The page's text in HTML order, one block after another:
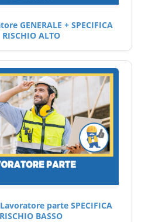
GENERALE + SPECIFICA
RISCHIO ALTO
parte SPECIFICA
RISCHIO BASSO